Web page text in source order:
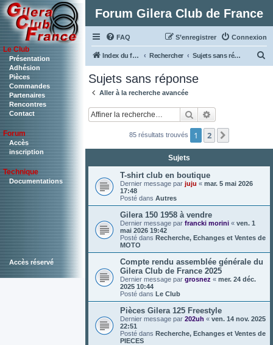
Le Club
Présentation
Adhésion
Pièces
Commandes
Partenaires
Rencontres
Contact
Forum
Accès
inscription
Technique
Documentations
Accès réservé
Forum Gilera Club de France
FAQ Connexion
S’enregistrer
Index du forum Rechercher Sujets sans réponse
Sujets sans réponse
Aller à la recherche avancée
Rechercher
85 résultats trouvés 1 2
Sujets
T-shirt club en boutique
Dernier message par juju « mar. 5 mai 2026
17:48
Posté dans Autres
Gilera 150 1958 à vendre
Dernier message par francki morini « ven. 1
mai 2026 19:42
Posté dans Recherche, Echanges et Ventes de
MOTO
Compte rendu assemblée générale du
Gilera Club de France 2025
Dernier message par grosnez « mer. 24 déc.
2025 10:44
Posté dans Le Club
Pièces Gilera 125 Freestyle
Dernier message par 202uh « ven. 14 nov. 2025
22:51
Posté dans Recherche, Echanges et Ventes de
PIECES